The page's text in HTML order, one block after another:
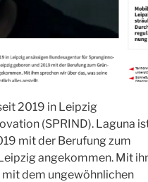
2019 in Leipzig
(SPRIND). Laguna
mit der Berufung zum
angekommen. Mit
mit dem ungewöhnlichen